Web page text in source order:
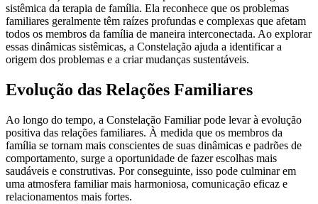
sistêmica da terapia de família. Ela reconhece que os problemas
familiares geralmente têm raízes profundas e complexas que afetam
todos os membros da família de maneira interconectada. Ao explorar
essas dinâmicas sistêmicas, a Constelação ajuda a identificar a
origem dos problemas e a criar mudanças sustentáveis.
Evolução das Relações Familiares
Ao longo do tempo, a Constelação Familiar pode levar à evolução
positiva das relações familiares. À medida que os membros da
família se tornam mais conscientes de suas dinâmicas e padrões de
comportamento, surge a oportunidade de fazer escolhas mais
saudáveis ​​e construtivas. Por conseguinte, isso pode culminar em
uma atmosfera familiar mais harmoniosa, comunicação eficaz e
relacionamentos mais fortes.